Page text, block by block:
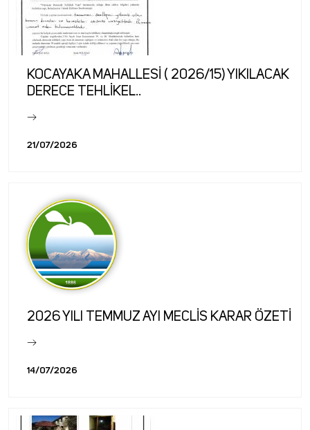
KOCAYAKA MAHALLESİ ( 2026/15) YIKILACAK
DERECE TEHLİKEL..
21/07/2026
2026 YILI TEMMUZ AYI MECLİS KARAR ÖZETİ
14/07/2026